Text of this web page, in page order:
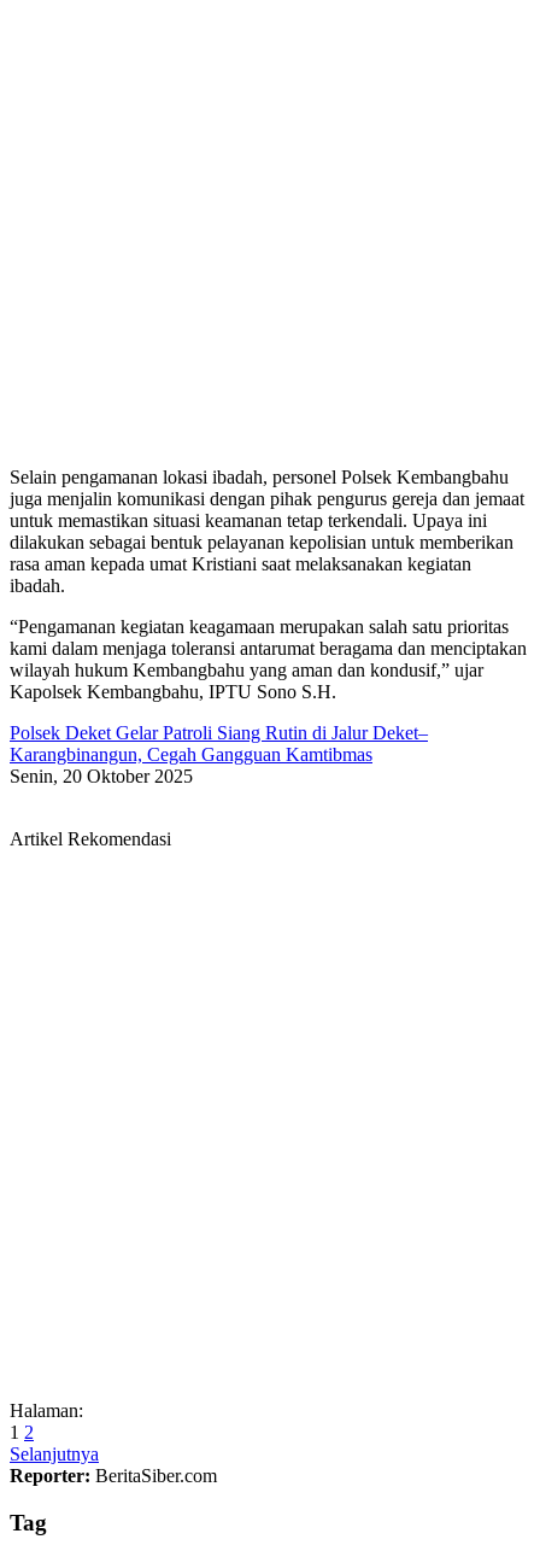
Selain pengamanan lokasi ibadah, personel Polsek Kembangbahu
juga menjalin komunikasi dengan pihak pengurus gereja dan jemaat
untuk memastikan situasi keamanan tetap terkendali. Upaya ini
dilakukan sebagai bentuk pelayanan kepolisian untuk memberikan
rasa aman kepada umat Kristiani saat melaksanakan kegiatan
ibadah.
“Pengamanan kegiatan keagamaan merupakan salah satu prioritas
kami dalam menjaga toleransi antarumat beragama dan menciptakan
wilayah hukum Kembangbahu yang aman dan kondusif,” ujar
Kapolsek Kembangbahu, IPTU Sono S.H.
Polsek Deket Gelar Patroli Siang Rutin di Jalur Deket–
Karangbinangun, Cegah Gangguan Kamtibmas
Senin, 20 Oktober 2025
Artikel Rekomendasi
Halaman:
1 2
Selanjutnya
Reporter: BeritaSiber.com
Tag